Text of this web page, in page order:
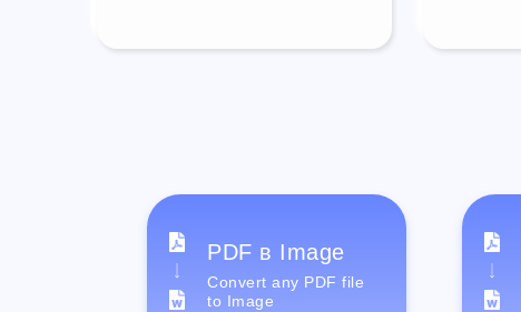
PDF в Image
Convert any PDF file
to Image